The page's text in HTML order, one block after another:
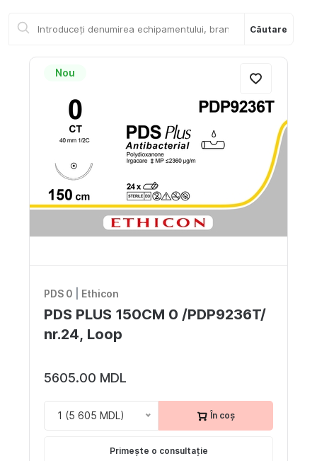
Despre noi
Locuri vacante
Livrare si achitare
Contacte
Căutare
Nou
PDS 0 Ethicon
PDS PLUS 150CM 0 /PDP9236T/
nr.24, Loop
5605.00 MDL
1 (5 605 MDL) În coș
Primește o consultație